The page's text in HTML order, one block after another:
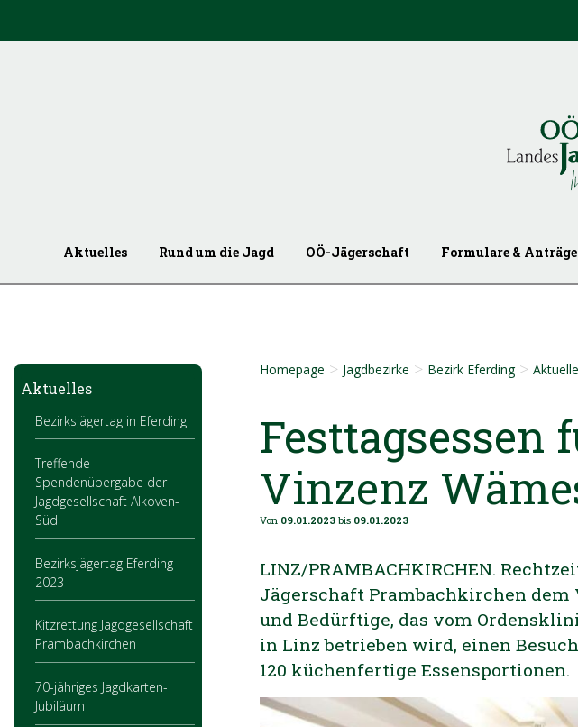
Aktuelles Rund um die Jagd OÖ-Jägerschaft Formulare & Anträge
Aktuelles
Bezirksjägertag in Eferding
Treffende
Spendenübergabe der
Jagdgesellschaft Alkoven-
Süd
Bezirksjägertag Eferding
2023
Kitzrettung Jagdgesellschaft
Prambachkirchen
70-jähriges Jagdkarten-
Jubiläum
Homepage > Jagdbezirke > Bezirk Eferding >
Festtagsessen
Vinzenz
Von 09.01.2023 bis 09.01.2023
LINZ/PRAMBACHKIRCHEN.
Jägerschaft Prambachkirchen
und Bedürftige, das vom
in Linz betrieben wird, einen
120 küchenfertige Essensportionen.